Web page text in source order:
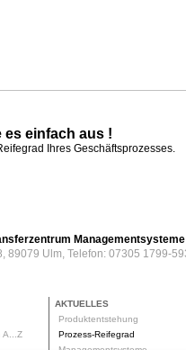
es einfach aus !
Ihres Geschäftsprozesses.
Managementsysteme
89079 Ulm, Telefon: 07305 1799-
A...Z
AKTUELLES
Produktentstehung
Prozess-Reifegrad